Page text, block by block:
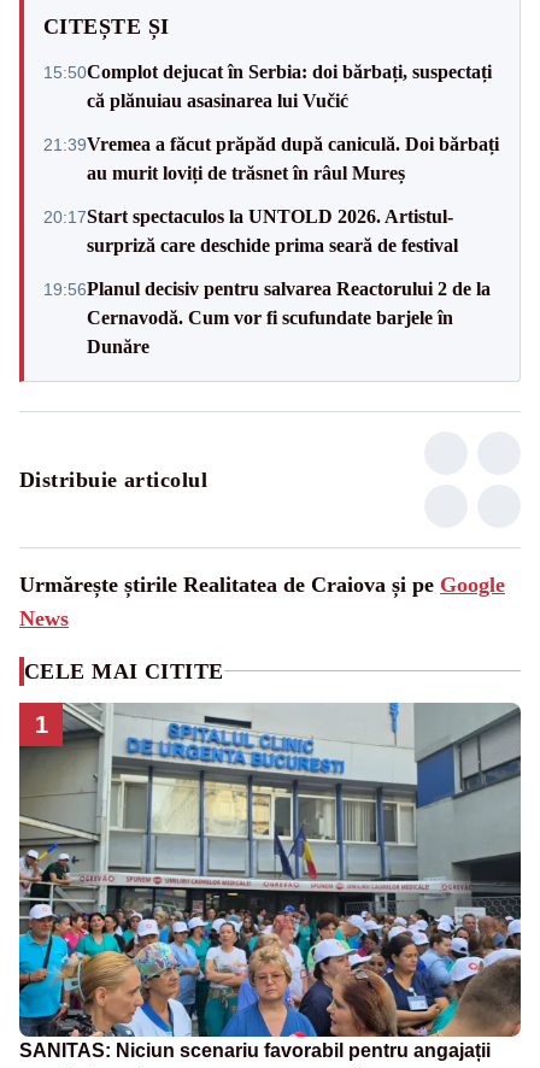
CITEȘTE ȘI
15:50Complot dejucat în Serbia: doi bărbați, suspectați
că plănuiau asasinarea lui Vučić
21:39Vremea a făcut prăpăd după caniculă. Doi bărbați
au murit loviți de trăsnet în râul Mureș
20:17Start spectaculos la UNTOLD 2026. Artistul-
surpriză care deschide prima seară de festival
19:56Planul decisiv pentru salvarea Reactorului 2 de la
Cernavodă. Cum vor fi scufundate barjele în
Dunăre
Distribuie articolul
Urmărește știrile Realitatea de Craiova și pe Google
News
CELE MAI CITITE
1
SANITAS: Niciun scenariu favorabil pentru angajații